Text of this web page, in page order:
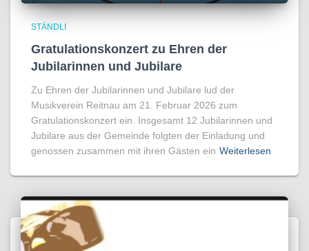
STÄNDLI
Gratulationskonzert zu Ehren der
Jubilarinnen und Jubilare
Zu Ehren der Jubilarinnen und Jubilare lud der
Musikverein Reitnau am 21. Februar 2026 zum
Gratulationskonzert ein. Insgesamt 12 Jubilarinnen und
Jubilare aus der Gemeinde folgten der Einladung und
genossen zusammen mit ihren Gästen ein Weiterlesen